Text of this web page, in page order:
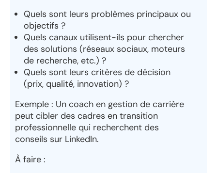
Quels sont leurs problèmes principaux ou
objectifs ?
Quels canaux utilisent-ils pour chercher
des solutions (réseaux sociaux, moteurs
de recherche, etc.) ?
Quels sont leurs critères de décision
(prix, qualité, innovation) ?
Exemple : Un coach en gestion de carrière
peut cibler des cadres en transition
professionnelle qui recherchent des
conseils sur LinkedIn.
À faire :